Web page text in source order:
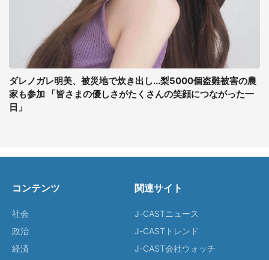
ダレノガレ明美、被災地で炊き出し...梨5000個盗難被害の農
家も参加 「皆さまの優しさがたくさんの笑顔につながった一
日」
コンテンツ
社会
政治
経済
関連サイト
J-CASTニュース
J-CASTトレンド
J-CAST会社ウォッチ